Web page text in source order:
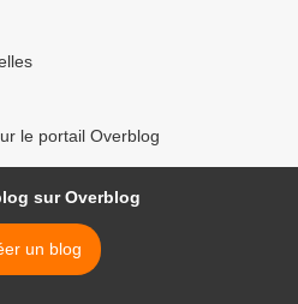
le portail Overblog
sur Overblog
un blog